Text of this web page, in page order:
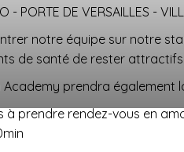
- PORTE DE VERSAILLES -
notre équipe sur notre
de santé de rester
Academy prendra
à prendre rendez-vous en